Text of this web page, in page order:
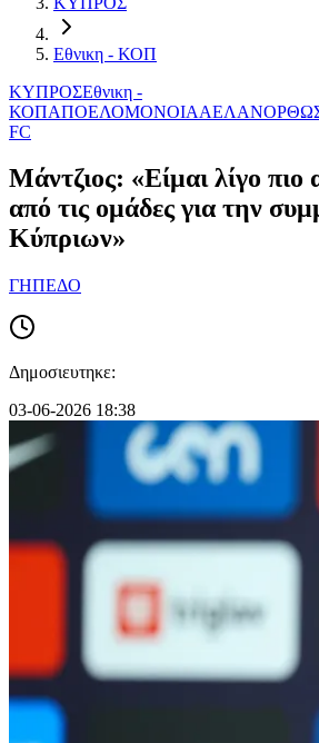
Εθνικη - ΚΟΠ
ΚΥΠΡΟΣΕθνικη -
ΚΟΠΑΠΟΕΛΟΜΟΝΟΙΑΑΕΛ
FC
Μάντζιος: «Είμαι λίγο πιο
από τις ομάδες για την
Κύπριων»
ΓΗΠΕΔΟ
Δημοσιευτηκε:
03-06-2026 18:38